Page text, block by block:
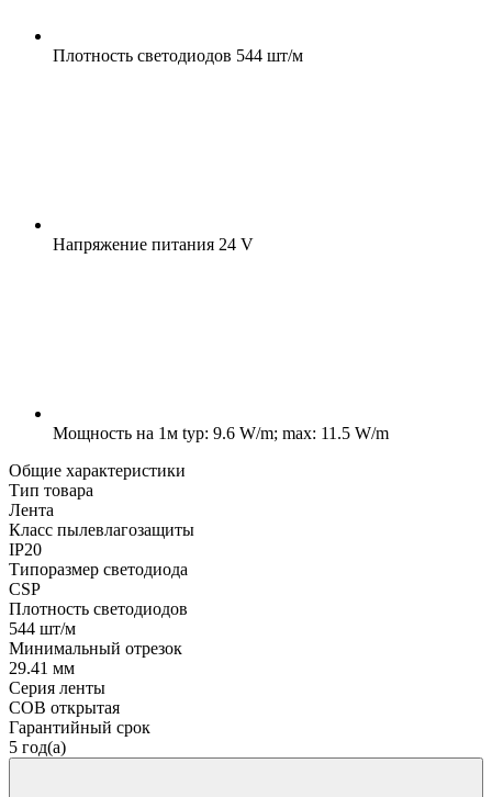
Плотность светодиодов 544 шт/м
Напряжение питания 24 V
Мощность на 1м typ: 9.6 W/m; max: 11.5 W/m
Общие характеристики
Тип товара
Лента
Класс пылевлагозащиты
IP20
Типоразмер светодиода
CSP
Плотность светодиодов
544 шт/м
Минимальный отрезок
29.41 мм
Серия ленты
COB открытая
Гарантийный срок
5 год(а)